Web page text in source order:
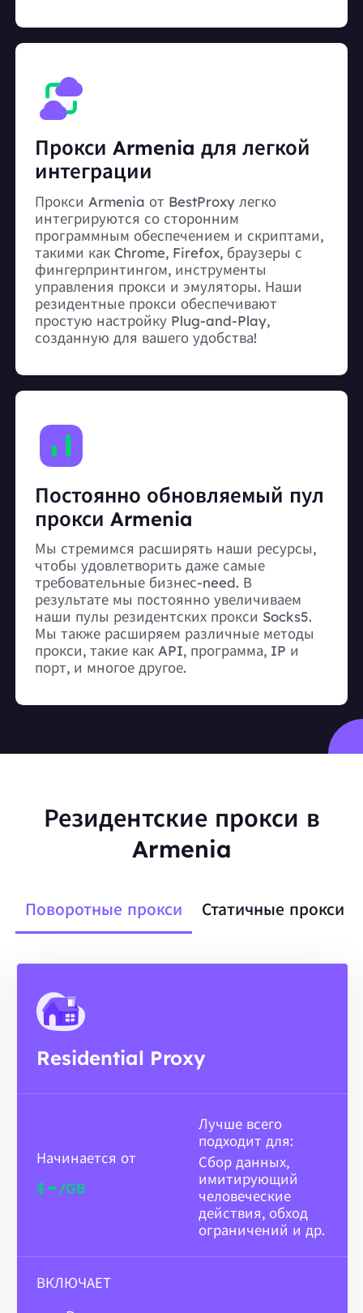
Прокси Armenia для легкой
интеграции
Прокси Armenia от BestProxy легко
интегрируются со сторонним
программным обеспечением и скриптами,
такими как Chrome, Firefox, браузеры с
фингерпринтингом, инструменты
управления прокси и эмуляторы. Наши
резидентные прокси обеспечивают
простую настройку Plug-and-Play,
созданную для вашего удобства!
Постоянно обновляемый пул
прокси Armenia
Мы стремимся расширять наши ресурсы,
чтобы удовлетворить даже самые
требовательные бизнес-need. В
результате мы постоянно увеличиваем
наши пулы резидентских прокси Socks5.
Мы также расширяем различные методы
прокси, такие как API, программа, IP и
порт, и многое другое.
Резидентские прокси в
Armenia
Поворотные прокси Статичные прокси
Residential Proxy
Начинается от
$- /GB
Лучше всего
подходит для:
Сбор данных,
имитирующий
человеческие
действия, обход
ограничений и др.
ВКЛЮЧАЕТ